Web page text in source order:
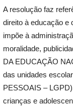
A resolução faz
direito à educação e
impõe à
moralidade,
DA EDUCAÇÃO
das unidades
PESSOAIS –
crianças e